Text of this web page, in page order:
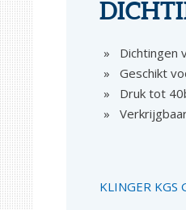
Dichtingen
Geschikt
Druk tot
KLINGER KGS